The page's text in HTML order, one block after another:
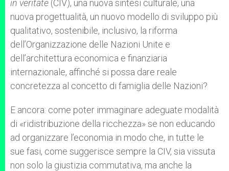
in veritate (CIV), una nuova sintesi culturale, una
nuova progettualità, un nuovo modello di sviluppo più
qualitativo, sostenibile, inclusivo, la riforma
dell’Organizzazione delle Nazioni Unite e
dell’architettura economica e finanziaria
internazionale, affinché si possa dare reale
concretezza al concetto di famiglia delle Nazioni?
E ancora: come poter immaginare adeguate modalità
di «ridistribuzione della ricchezza» se non educando
ad organizzare l’economia in modo che, in tutte le
sue fasi, come suggerisce sempre la CIV, sia vissuta
non solo la giustizia commutativa, ma anche la